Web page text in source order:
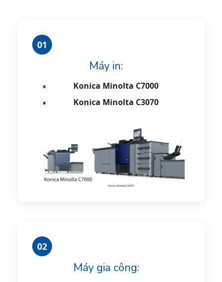
01
Máy in:
Konica Minolta C7000
Konica Minolta C3070
02
Máy gia công: